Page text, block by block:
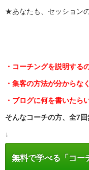
★あなたも、セッション
・コーチングを説明する
・集客の方法が分からな
・ブログに何を書いたら
そんなコーチの方、全7
↓
無料で学べる「コー